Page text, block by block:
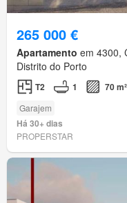
265 000 €
Apartamento em 4300,
Distrito do Porto
T2 1 70 m²
Garajem
Há 30+ dias
PROPERSTAR